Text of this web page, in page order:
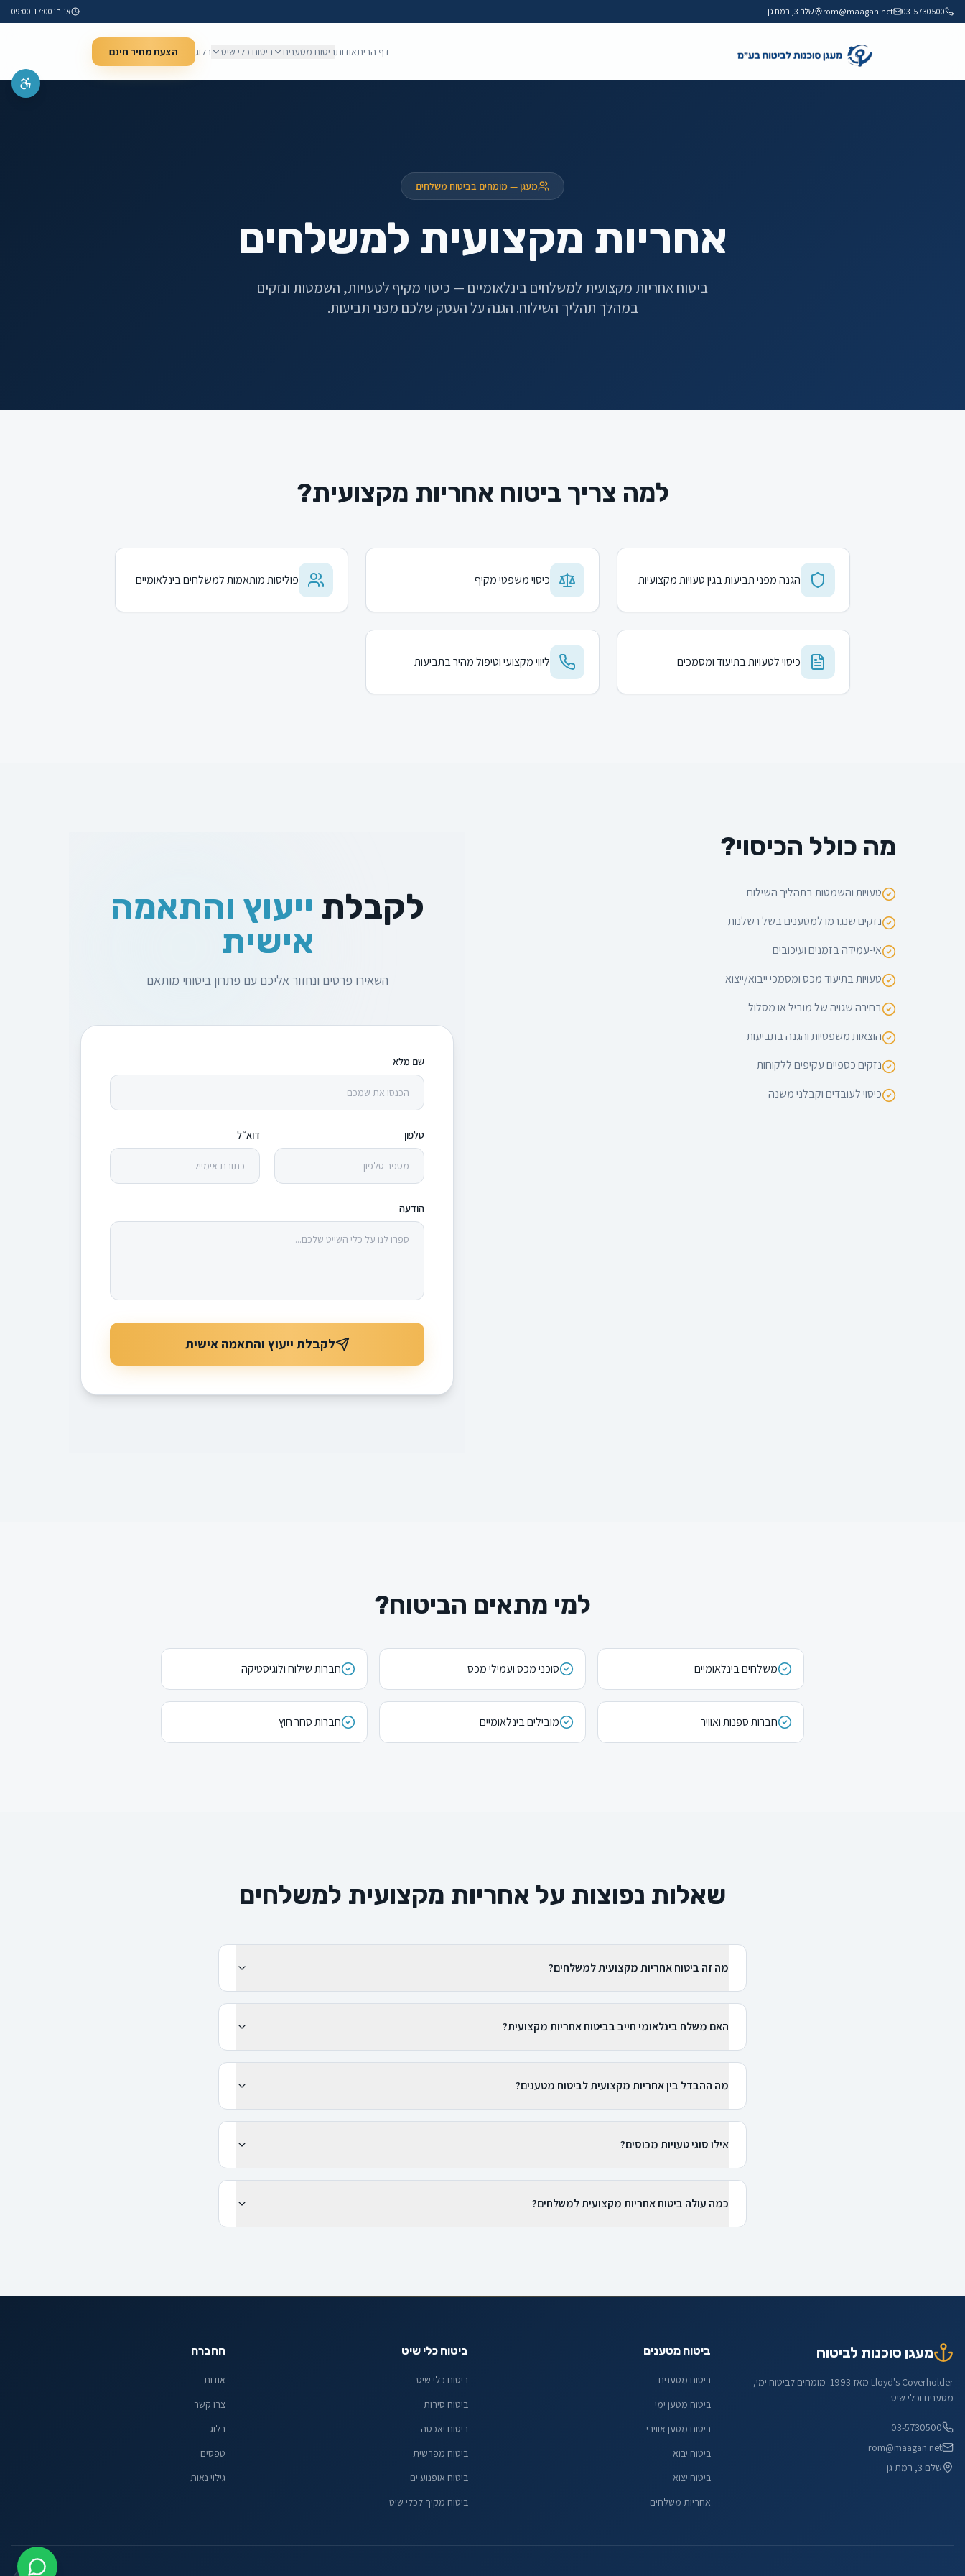
03-5730500
rom@maagan.net שלם 3, רמת גן א׳-ה׳ 09:00-17:00
דף הביתאודותביטוח מטענים ביטוח כלי שיט בלוג הצעת מחיר חינם
מעגן — מומחים בביטוח משלחים
אחריות מקצועית למשלחים
ביטוח אחריות מקצועית למשלחים בינלאומיים — כיסוי מקיף לטעויות, השמטות ונזקים
במהלך תהליך השילוח. הגנה על העסק שלכם מפני תביעות.
למה צריך ביטוח אחריות מקצועית?
הגנה מפני תביעות בגין טעויות מקצועיות כיסוי משפטי מקיף פוליסות מותאמות למשלחים בינלאומיים
כיסוי לטעויות בתיעוד ומסמכים ליווי מקצועי וטיפול מהיר בתביעות
מה כולל הכיסוי?
טעויות והשמטות בתהליך השילוח
נזקים שנגרמו למטענים בשל רשלנות
אי-עמידה בזמנים ועיכובים
טעויות בתיעוד מכס ומסמכי ייבוא/ייצוא
בחירה שגויה של מוביל או מסלול
הוצאות משפטיות והגנה בתביעות
נזקים כספיים עקיפים ללקוחות
כיסוי לעובדים וקבלני משנה
לקבלת ייעוץ והתאמה
אישית
השאירו פרטים ונחזור אליכם עם פתרון ביטוחי מותאם
שם מלא
טלפון דוא״ל
הודעה
לקבלת ייעוץ והתאמה אישית
למי מתאים הביטוח?
משלחים בינלאומיים סוכני מכס ועמילי מכס חברות שילוח ולוגיסטיקה
חברות ספנות ואוויר מובילים בינלאומיים חברות סחר חוץ
שאלות נפוצות על אחריות מקצועית למשלחים
מה זה ביטוח אחריות מקצועית למשלחים?
האם משלח בינלאומי חייב בביטוח אחריות מקצועית?
מה ההבדל בין אחריות מקצועית לביטוח מטענים?
אילו סוגי טעויות מכוסים?
כמה עולה ביטוח אחריות מקצועית למשלחים?
מעגן סוכנות לביטוח
Lloyd's Coverholder מאז 1993. מומחים לביטוח ימי,
מטענים וכלי שיט.
03-5730500
rom@maagan.net
שלם 3, רמת גן
ביטוח מטענים
ביטוח מטענים
ביטוח מטען ימי
ביטוח מטען אווירי
ביטוח יבוא
ביטוח יצוא
אחריות משלחים
ביטוח כלי שיט
ביטוח כלי שיט
ביטוח סירות
ביטוח יאכטה
ביטוח מפרשית
ביטוח אופנוע ים
ביטוח מקיף לכלי שיט
החברה
אודות
צרו קשר
בלוג
טפסים
גילוי נאות